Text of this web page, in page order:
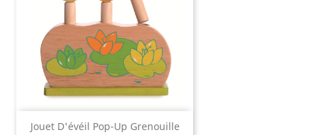
Jouet D'évéil Pop-Up Grenouille